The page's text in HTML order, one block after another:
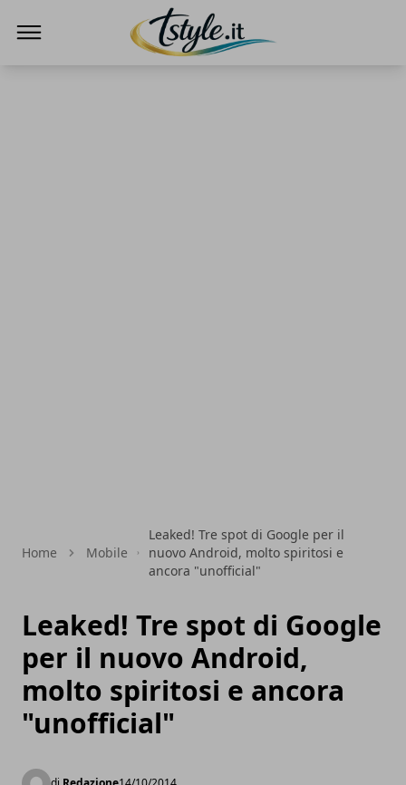
Home Mobile
Leaked! Tre spot di Google per il
nuovo Android, molto spiritosi e
ancora "unofficial"
Leaked! Tre spot di Google
per il nuovo Android,
molto spiritosi e ancora
"unofficial"